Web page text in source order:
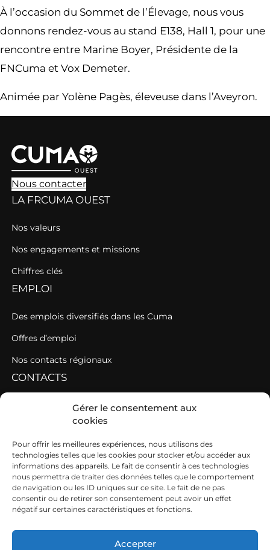
Gérer le consentement aux
cookies
Pour offrir les meilleures expériences, nous utilisons des
technologies telles que les cookies pour stocker et/ou accéder aux
informations des appareils. Le fait de consentir à ces technologies
nous permettra de traiter des données telles que le comportement
de navigation ou les ID uniques sur ce site. Le fait de ne pas
consentir ou de retirer son consentement peut avoir un effet
négatif sur certaines caractéristiques et fonctions.
Accepter
À l’occasion du Sommet de l’Élevage, nous vous
donnons rendez-vous au stand E138, Hall 1, pour une
rencontre entre Marine Boyer, Présidente de la
FNCuma et Vox Demeter.
Animée par Yolène Pagès, éleveuse dans l’Aveyron.
Nous contacter
LA FRCUMA OUEST
Nos valeurs
Nos engagements et missions
Chiffres clés
EMPLOI
Des emplois diversifiés dans les Cuma
Offres d’emploi
Nos contacts régionaux
CONTACTS
Contacter une fédération
Contacter les AGC de l’Ouest
SIEGE
19b boulevard Nominoë
35740 PACÉ
02 99 54 63 15